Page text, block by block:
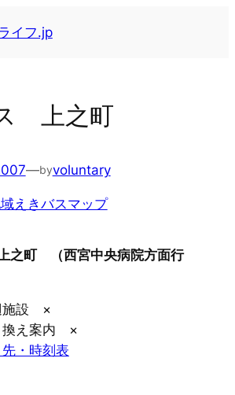
イフ.jp
上之町
—byvoluntary
えきバスマップ
町 （西宮中央病院方面行
施設 ×
換え案内 ×
・時刻表